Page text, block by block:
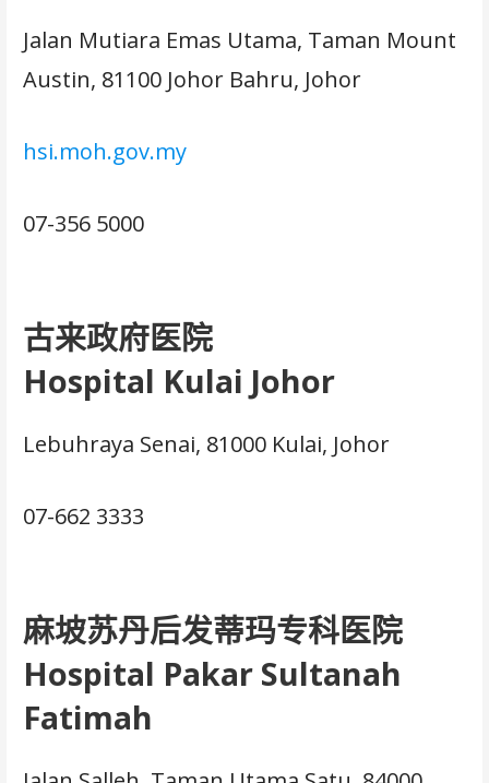
Jalan Mutiara Emas Utama, Taman Mount
Austin, 81100 Johor Bahru, Johor
hsi.moh.gov.my
07-356 5000
古来政府医院
Hospital Kulai Johor
Lebuhraya Senai, 81000 Kulai, Johor
07-662 3333
麻坡苏丹后发蒂玛专科医院
Hospital Pakar Sultanah
Fatimah